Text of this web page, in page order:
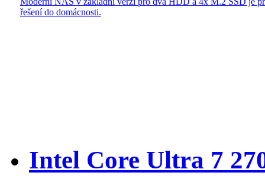
řešení do domácnosti.
Intel Core Ultra 7